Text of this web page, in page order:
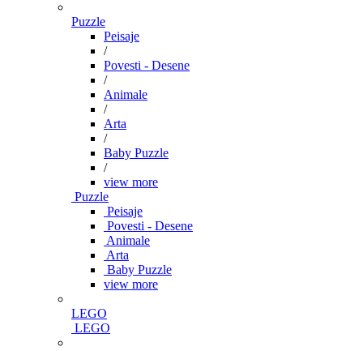
Puzzle
Peisaje
/
Povesti - Desene
/
Animale
/
Arta
/
Baby Puzzle
/
view more
Puzzle
Peisaje
Povesti - Desene
Animale
Arta
Baby Puzzle
view more
LEGO
LEGO